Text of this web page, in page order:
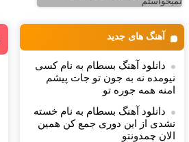
آهنگ های جدید
دانلود آهنگ بسطام به نام کسی
نیومده نه به جون تو جات پیشم
امنه همه جوره تو
دانلود آهنگ بسطام به نام خسته
نشدی از این دوری جمع کن همین
الان چمدونتو